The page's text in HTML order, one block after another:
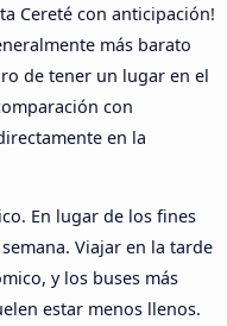
Cereté con anticipación!
más barato
de tener un lugar en el
con
en la
En lugar de los fines
Viajar en la tarde
y los buses más
estar menos llenos.